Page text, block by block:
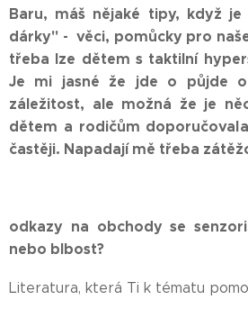
Baru, máš nějaké tipy, když
dárky" - věci, pomůcky pro
třeba lze dětem s taktilní
Je mi jasné že jde o půjde o
záležitost, ale možná že je
dětem a rodičům
častěji. Napadají mě třeba
odkazy na obchody se
nebo blbost?
Literatura, která Ti k tématu